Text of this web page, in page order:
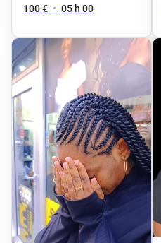
100 € • 05 h 00